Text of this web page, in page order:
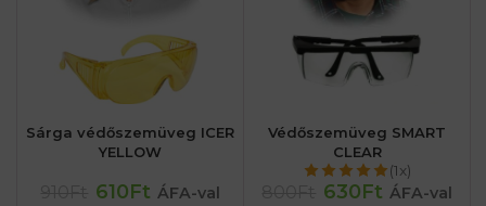
Sárga védőszemüveg ICER
YELLOW
610Ft ÁFA-val
Védőszemüveg SMART
CLEAR
(1x)
630Ft ÁFA-val